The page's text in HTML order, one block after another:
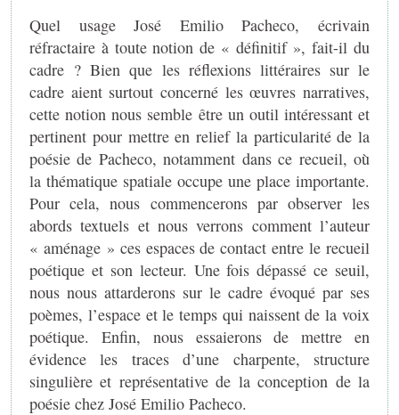
Quel usage José Emilio Pacheco, écrivain
réfractaire à toute notion de « définitif », fait-il du
cadre ? Bien que les réflexions littéraires sur le
cadre aient surtout concerné les œuvres narratives,
cette notion nous semble être un outil intéressant et
pertinent pour mettre en relief la particularité de la
poésie de Pacheco, notamment dans ce recueil, où
la thématique spatiale occupe une place importante.
Pour cela, nous commencerons par observer les
abords textuels et nous verrons comment l’auteur
« aménage » ces espaces de contact entre le recueil
poétique et son lecteur. Une fois dépassé ce seuil,
nous nous attarderons sur le cadre évoqué par ses
poèmes, l’espace et le temps qui naissent de la voix
poétique. Enfin, nous essaierons de mettre en
évidence les traces d’une charpente, structure
singulière et représentative de la conception de la
poésie chez José Emilio Pacheco.